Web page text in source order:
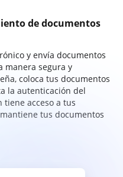
de documentos
y envía documentos
manera segura y
coloca tus documentos
la autenticación del
acceso a tus
tus documentos